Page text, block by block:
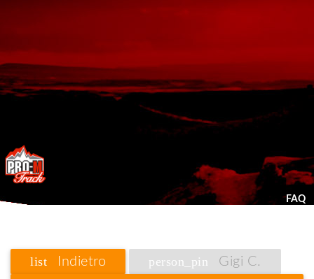
FAQ
list Indietro person_pin
Gigi C.